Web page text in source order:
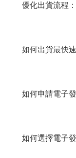
優化出貨流程
如何出貨最快
如何申請電子
如何選擇電子